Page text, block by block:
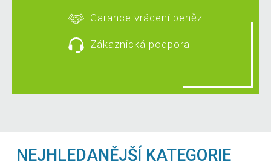
Garance vrácení peněz
Zákaznická podpora
NEJHLEDANĚJŠÍ KATEGORIE